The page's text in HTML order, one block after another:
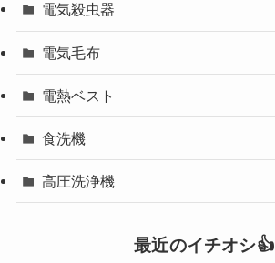
電気殺虫器
電気毛布
電熱ベスト
食洗機
高圧洗浄機
最近のイチオシ👍